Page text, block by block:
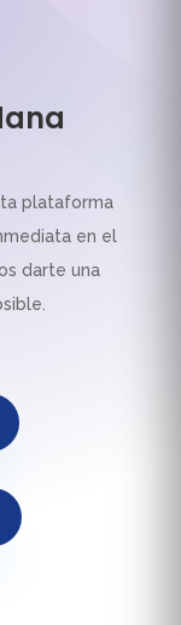
plataforma
en el
darte una